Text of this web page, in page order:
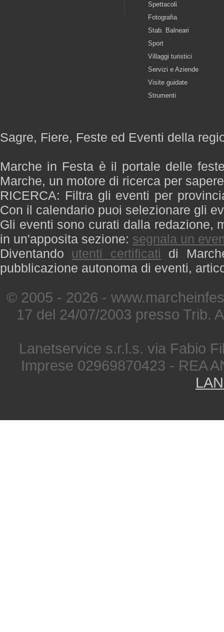
Spettacoli
Fotografia
Stab. Balneari
Sport
Villaggi turistici
Servizi e Aziende
Visite guidate
Strumenti
Sagre, Fiere, Feste ed Eventi della
Marche in Festa è il portale delle
Marche, un motore di ricerca per
RICERCA: Filtra gli eventi per
Con il calendario puoi selezionare gli
Gli eventi sono curati dalla redazione,
in un'apposita sezione: segnala un
Diventando utenti certificati di
pubblicazione autonoma di eventi,
© 2005 - 2026 -
17 del 24/07/2003 presso Trib.
Lanetservice s.r.l.s. via Fabio
Imprese 02969870423 - REA